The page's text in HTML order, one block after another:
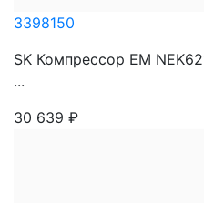
3398150
SK Компрессор EM
...
30 639 ₽